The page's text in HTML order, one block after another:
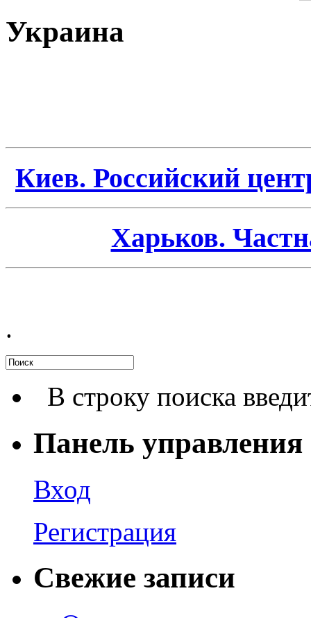
Украина
Киев. Российский
Харьков.
.
В строку поиска
Панель управления
Вход
Регистрация
Свежие записи